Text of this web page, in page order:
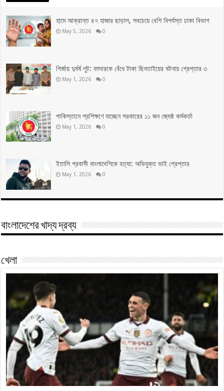
হামে আক্রান্ত ৪৭ হাজার ছাড়াল, সবচেয়ে বেশি বিপর্যস্ত ঢাকা বিভাগ
May 5, 2026 0
গির্জায় দুর্ধর্ষ লুট: ফাদারকে বেঁধে টাকা ছিনতাইয়ের ঘটনায় গ্রেপ্তার ৩
May 1, 2026 0
পাকিস্তানে প্রশিক্ষণে যাচ্ছেন সরকারের ১১ জন জ্যেষ্ঠ কর্মকর্তা
May 1, 2026 0
ইতালি প্রবাসী বাংলাদেশিকে হত্যা: অভিযুক্ত ভাই গ্রেপ্তার
May 1, 2026 0
বাংলাদেশের খাদ্য দ্রব্য
খেলা